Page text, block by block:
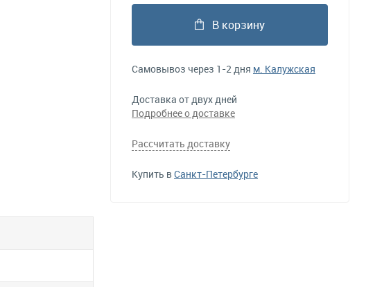
В корзину
Самовывоз через 1-2 дня м. Калужская
Доставка от двух дней
Подробнее о доставке
Рассчитать доставку
Купить вСанкт-Петербурге